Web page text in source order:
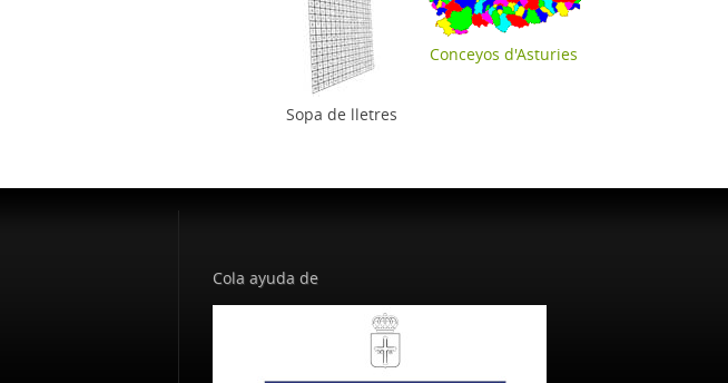
Sopa de lletres
Conceyos d'Asturies
Cola ayuda de